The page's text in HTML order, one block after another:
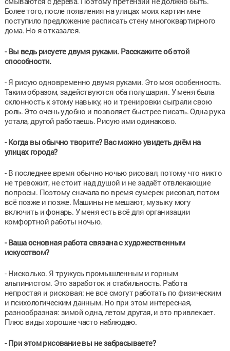
Более того, после появления на улицах моих картин мне
поступило предложение расписать стену многоквартирного
дома. Но я отказался.
- Вы ведь рисуете двумя руками. Расскажите об этой
способности.
- Я рисую одновременно двумя руками. Это моя особенность.
Таким образом, задействуются оба полушария. У меня была
склонность к этому навыку, но и тренировки сыграли свою
роль. Это очень удобно и позволяет быстрее писать. Одна рука
устала, другой работаешь. Рисую ими одинаково.
- Когда вы обычно творите? Вас можно увидеть днём на
улицах города?
- В последнее время обычно ночью рисовал, потому что никто
не тревожит, не стоит над душой и не задаёт отвлекающие
вопросы. Поэтому сначала во время сумерек рисовал, потом
всё позже и позже. Машины не мешают, музыку могу
включить и фонарь. У меня есть всё для организации
комфортной работы ночью.
- Ваша основная работа связана с художественным
искусством?
- Нисколько. Я тружусь промышленным и горным
альпинистом. Это заработок и стабильность. Работа
непростая и рисковая: не все смогут работать по физическим
и психологическим данным. Но при этом интересная,
разнообразная: зимой одна, летом другая, и это привлекает.
Плюс виды хорошие часто наблюдаю.
- При этом рисование вы не забрасываете?